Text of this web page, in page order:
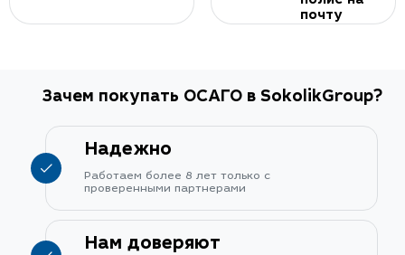
почту
Зачем покупать ОСАГО в SokolikGroup?
Надежно
Работаем более 8 лет только с
проверенными партнерами
Нам доверяют